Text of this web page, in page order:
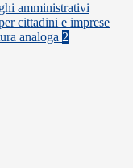
amministrativi
cittadini e imprese
analoga 2